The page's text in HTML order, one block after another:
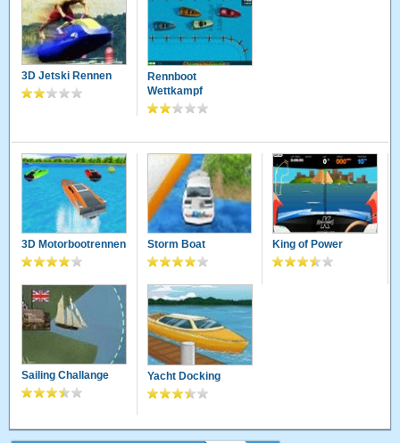
3D Jetski Rennen
Rennboot
Wettkampf
3D Motorbootrennen Storm Boat King of Power
Sailing Challange Yacht Docking